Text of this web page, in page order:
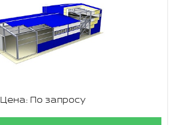
Цена: По запросу